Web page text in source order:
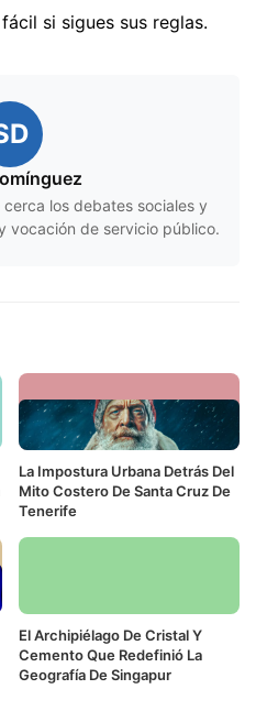
si sigues sus reglas.
los debates sociales y
vocación de servicio público.
La Impostura Urbana Detrás Del
Mito Costero De Santa Cruz De
Tenerife
El Archipiélago De Cristal Y
Cemento Que Redefinió La
Geografía De Singapur